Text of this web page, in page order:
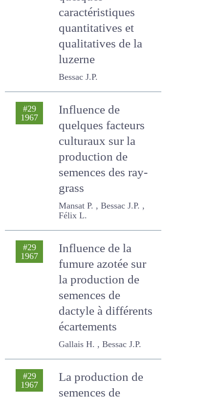
quelques
caractéristiques
quantitatives et
qualitatives de la
luzerne
Bessac J.P.
#29
Influence de
quelques facteurs
culturaux sur la
production de
semences des ray-
grass
Mansat P. , Bessac J.P. , Félix
L.
#29
Influence de la
fumure azotée sur
la production de
semences de
dactyle à
différents
écartements
Gallais H. , Bessac J.P.